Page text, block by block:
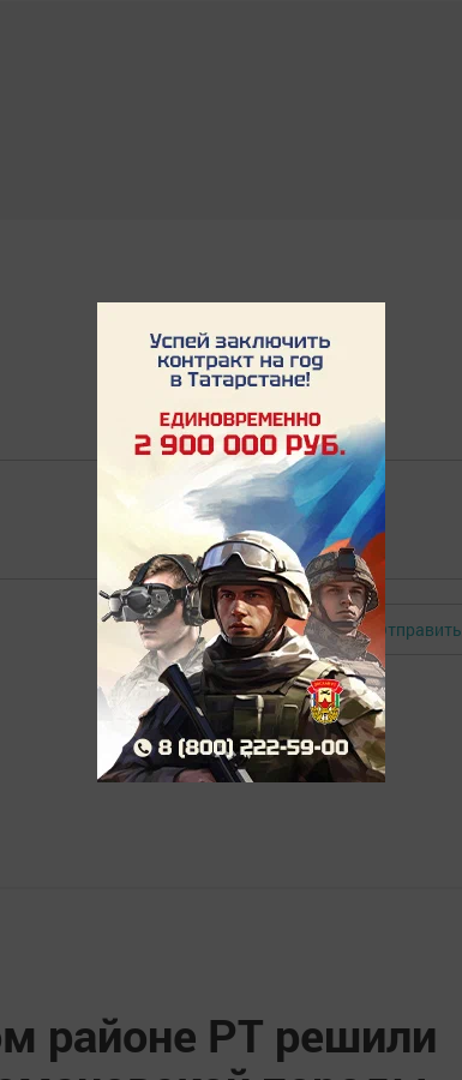
Авторизоваться Отправить
районе РТ решили